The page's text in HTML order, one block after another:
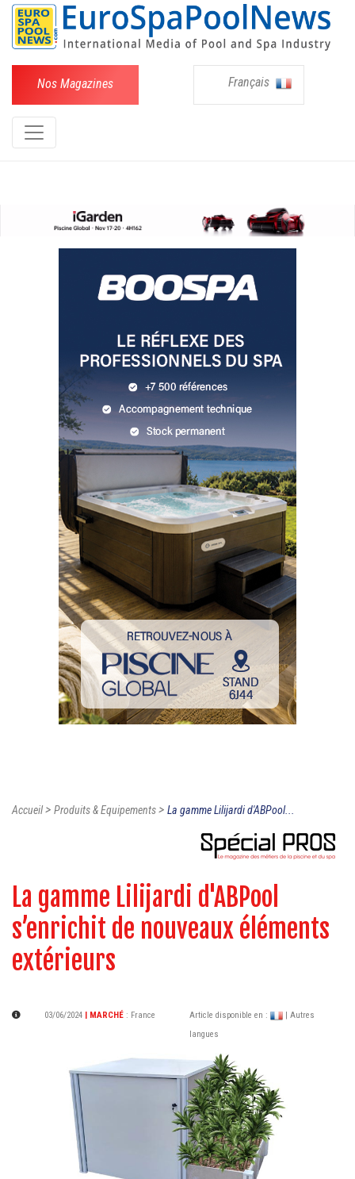
Nos Magazines Français
Accueil> Produits & Equipements> La gamme Lilijardi d'ABPool...
La gamme Lilijardi d'ABPool
s’enrichit de nouveaux éléments
extérieurs
03/06/2024 | MARCHÉ : France Article disponible en :
| Autres
langues